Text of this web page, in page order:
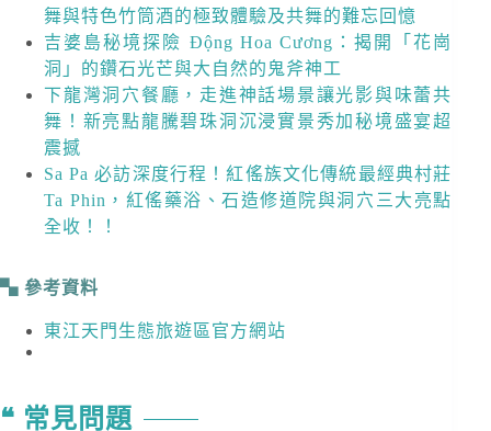
舞與特色竹筒酒的極致體驗及共舞的難忘回憶
吉婆島秘境探險 Động Hoa Cương：揭開「花崗
洞」的鑽石光芒與大自然的鬼斧神工
下龍灣洞穴餐廳，走進神話場景讓光影與味蕾共
舞！新亮點龍騰碧珠洞沉浸實景秀加秘境盛宴超
震撼
Sa Pa 必訪深度行程！紅傜族文化傳統最經典村莊
Ta Phin，紅傜藥浴、石造修道院與洞穴三大亮點
全收！！
參考資料
東江天門生態旅遊區官方網站
常見問題